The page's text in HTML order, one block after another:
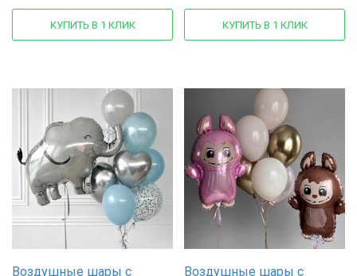
КУПИТЬ В 1 КЛИК КУПИТЬ В 1 КЛИК
Воздушные шары с
Воздушные шары с